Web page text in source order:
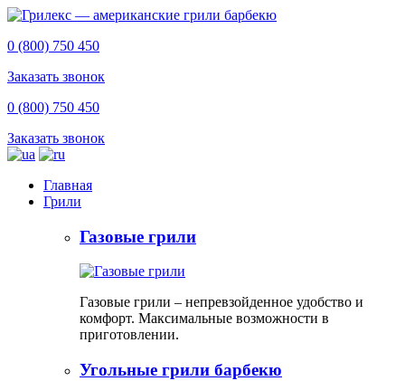
0 (800) 750 450
Заказать звонок
0 (800) 750 450
Заказать звонок
Главная
Грили
Газовые грили
Газовые грили – непревзойденное удобство и
комфорт. Максимальные возможности в
приготовлении.
Угольные грили барбекю